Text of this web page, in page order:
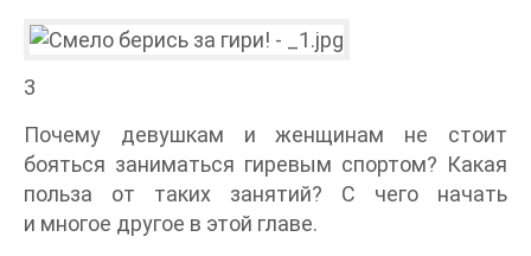
3
Почему девушкам и женщинам не стоит
бояться заниматься гиревым спортом? Какая
польза от таких занятий? С чего начать
и многое другое в этой главе.